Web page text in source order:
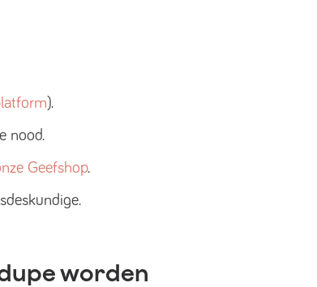
).
nood.
Geefshop.
worden